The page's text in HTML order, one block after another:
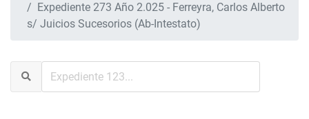
Expediente 273 Año 2.025 - Ferreyra, Carlos Alberto
s/ Juicios Sucesorios (Ab-Intestato)